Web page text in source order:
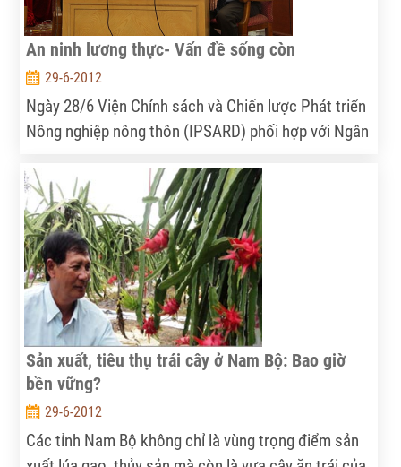
An ninh lương thực- Vấn đề sống còn
29-6-2012
Ngày 28/6 Viện Chính sách và Chiến lược Phát triển
Nông nghiệp nông thôn (IPSARD) phối hợp với Ngân
thực Việt Nam - Thực trạng, chính sách và triển
vọng” tại Hà Nội.
Sản xuất, tiêu thụ trái cây ở Nam Bộ: Bao giờ
bền vững?
29-6-2012
Các tỉnh Nam Bộ không chỉ là vùng trọng điểm sản